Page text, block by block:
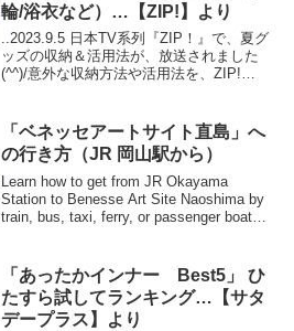
輪/浴衣など）…【ZIP!】より
..2023.9.5 日本TV系列『ZIP！』で、夏グ
ッズの収納＆活用法が、放送されました
(^^)/意外な収納方法や活用法を、ZIP!で
風機は、年中使う場合と、収納...
「ベネッセアートサイト直島」へ
の行き方（JR 岡山駅から）
Learn how to get from JR Okayama
Station to Benesse Art Site Naoshima by
train, bus, taxi, ferry, or passenger boat.
「あったかインナー Best5」 ひ
たすら試してランキング…【サタ
デープラス】より